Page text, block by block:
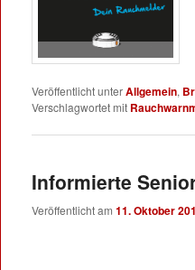
Veröffentlicht unterAllgemein,
Verschlagwortet mit
Informierte
Veröffentlicht am 11. Oktober